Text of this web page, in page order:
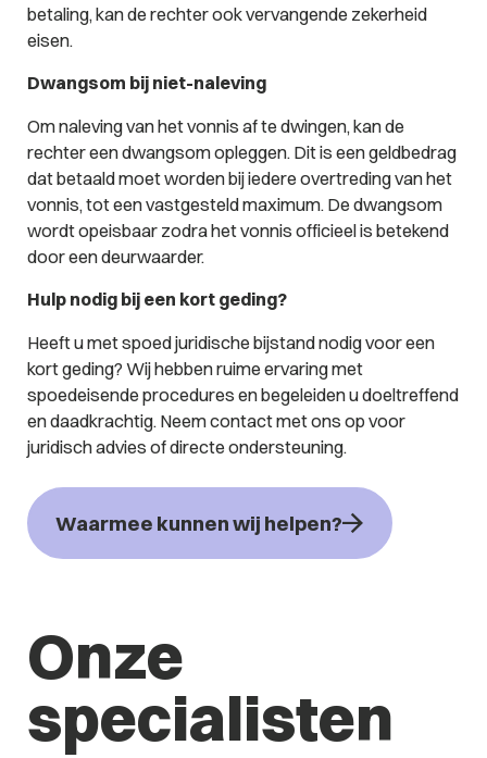
betaling, kan de rechter ook vervangende zekerheid
eisen.
Dwangsom bij niet-naleving
Om naleving van het vonnis af te dwingen, kan de
rechter een dwangsom opleggen. Dit is een geldbedrag
dat betaald moet worden bij iedere overtreding van het
vonnis, tot een vastgesteld maximum. De dwangsom
wordt opeisbaar zodra het vonnis officieel is betekend
door een deurwaarder.
Hulp nodig bij een kort geding?
Heeft u met spoed juridische bijstand nodig voor een
kort geding? Wij hebben ruime ervaring met
spoedeisende procedures en begeleiden u doeltreffend
en daadkrachtig. Neem contact met ons op voor
juridisch advies of directe ondersteuning.
Waarmee kunnen wij helpen?
Onze
specialisten